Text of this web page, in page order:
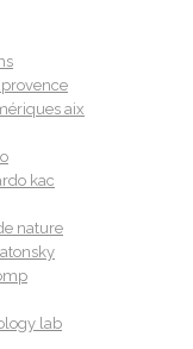
aix
kac
nature
lab